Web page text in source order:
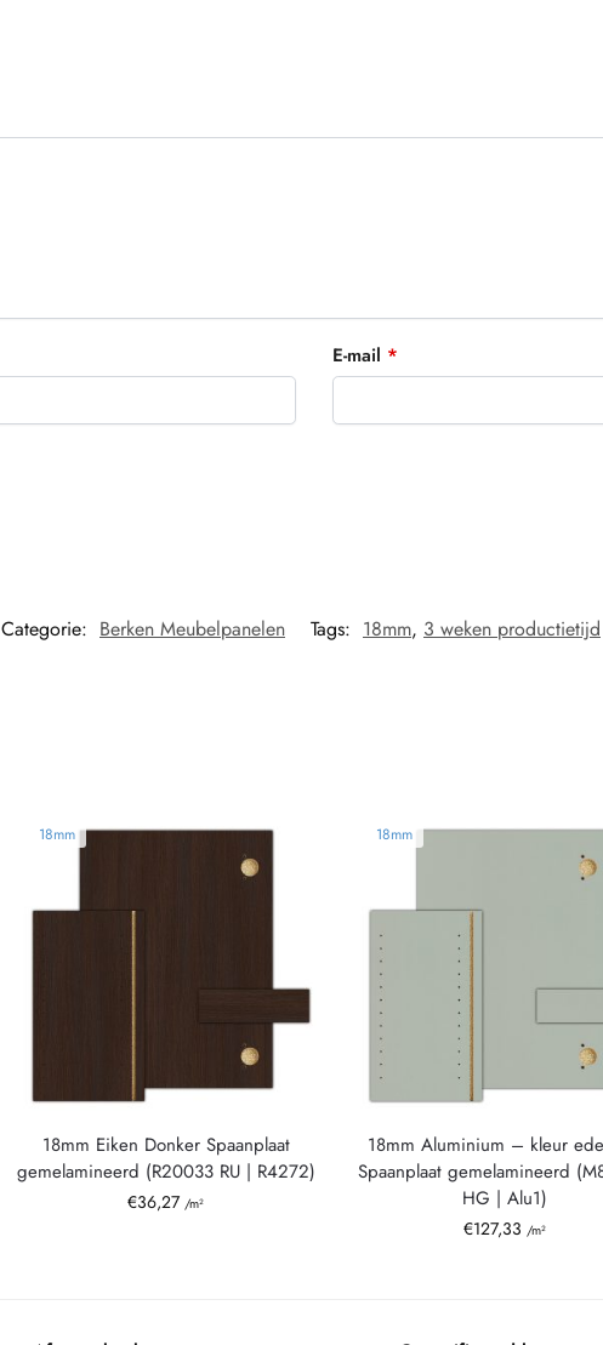
E-mail *
Categorie: Berken Meubelpanelen Tags: 18mm, 3 weken productietijd
18mm
18mm Eiken Donker Spaanplaat
gemelamineerd (R20033 RU | R4272)
€36,27 /m²
18mm
18mm Aluminium – kleur
Spaanplaat gemelamineerd
HG | Alu1)
€127,33 /m²